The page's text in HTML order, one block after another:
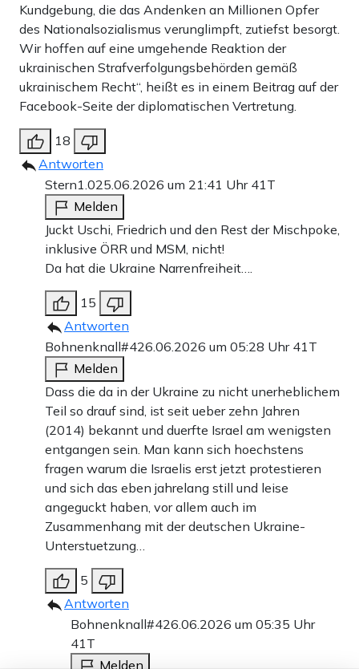
Kundgebung, die das Andenken an Millionen Opfer
des Nationalsozialismus verunglimpft, zutiefst besorgt.
Wir hoffen auf eine umgehende Reaktion der
ukrainischen Strafverfolgungsbehörden gemäß
ukrainischem Recht“, heißt es in einem Beitrag auf der
Facebook-Seite der diplomatischen Vertretung.
18
Antworten
Stern1.025.06.2026 um 21:41 Uhr 41T
Melden
Juckt Uschi, Friedrich und den Rest der Mischpoke,
inklusive ÖRR und MSM, nicht!
Da hat die Ukraine Narrenfreiheit….
15
Antworten
Bohnenknall#426.06.2026 um 05:28 Uhr 41T
Melden
Dass die da in der Ukraine zu nicht unerheblichem
Teil so drauf sind, ist seit ueber zehn Jahren
(2014) bekannt und duerfte Israel am wenigsten
entgangen sein. Man kann sich hoechstens
fragen warum die Israelis erst jetzt protestieren
und sich das eben jahrelang still und leise
angeguckt haben, vor allem auch im
Zusammenhang mit der deutschen Ukraine-
Unterstuetzung…
5
Antworten
Bohnenknall#426.06.2026 um 05:35 Uhr
41T
Melden